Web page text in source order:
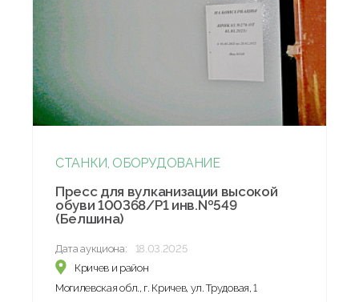
СТАНКИ, ОБОРУДОВАНИЕ
Пресс для вулканизации высокой
обуви 100368/Р1 инв.№549
(Белшина)
Дата аукциона:
18.03.2025
Кричев и район
Могилевская обл., г. Кричев, ул. Трудовая, 1